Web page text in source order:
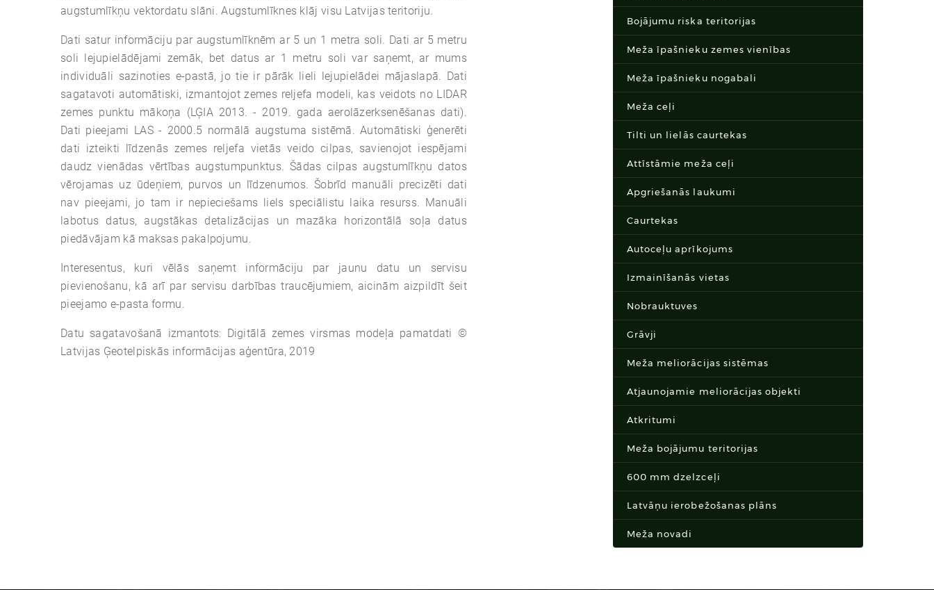
augstumlīkņu vektordatu slāni. Augstumlīknes klāj visu Latvijas teritoriju.
Dati satur informāciju par augstumlīknēm ar 5 un 1 metra soli. Dati ar 5 metru
soli lejupielādējami zemāk, bet datus ar 1 metru soli var saņemt, ar mums
individuāli sazinoties e-pastā, jo tie ir pārāk lieli lejupielādei mājaslapā. Dati
sagatavoti automātiski, izmantojot zemes reljefa modeli, kas veidots no LIDAR
zemes punktu mākoņa (LĢIA 2013. - 2019. gada aerolāzerksenēšanas dati).
Dati pieejami LAS - 2000.5 normālā augstuma sistēmā. Automātiski ģenerēti
dati izteikti līdzenās zemes reljefa vietās veido cilpas, savienojot iespējami
daudz vienādas vērtības augstumpunktus. Šādas cilpas augstumlīkņu datos
vērojamas uz ūdeņiem, purvos un līdzenumos. Šobrīd manuāli precizēti dati
nav pieejami, jo tam ir nepieciešams liels speciālistu laika resurss. Manuāli
labotus datus, augstākas detalizācijas un mazāka horizontālā soļa datus
piedāvājam kā maksas pakalpojumu.
Interesentus, kuri vēlās saņemt informāciju par jaunu datu un servisu
pievienošanu, kā arī par servisu darbības traucējumiem, aicinām aizpildīt šeit
pieejamo e-pasta formu.
Datu sagatavošanā izmantots: Digitālā zemes virsmas modeļa pamatdati ©
Latvijas Ģeotelpiskās informācijas aģentūra, 2019
Bojājumu riska teritorijas
Meža īpašnieku zemes vienības
Meža īpašnieku nogabali
Meža ceļi
Tilti un lielās caurtekas
Attīstāmie meža ceļi
Apgriešanās laukumi
Caurtekas
Autoceļu aprīkojums
Izmainīšanās vietas
Nobrauktuves
Grāvji
Meža meliorācijas sistēmas
Atjaunojamie meliorācijas objekti
Atkritumi
Meža bojājumu teritorijas
600 mm dzelzceļi
Latvāņu ierobežošanas plāns
Meža novadi